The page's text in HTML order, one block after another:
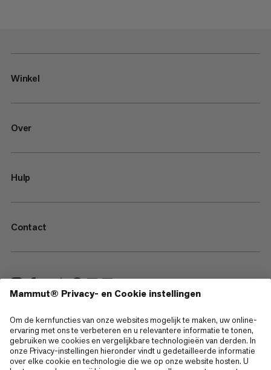
Winkel
Over
Hulp
Contact
—
Sitemap